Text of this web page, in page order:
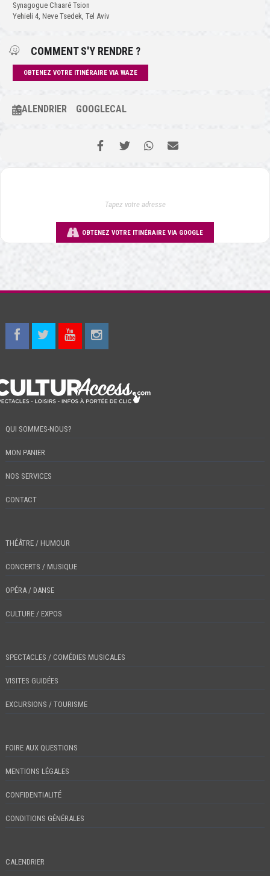
Synagogue Chaaré Tsion
Yehieli 4, Neve Tsedek, Tel Aviv
COMMENT S'Y RENDRE ?
OBTENEZ VOTRE ITINÉRAIRE VIA WAZE
CALENDRIER GOOGLECAL
OBTENEZ VOTRE ITINÉRAIRE VIA GOOGLE
QUI SOMMES-NOUS?
MON PANIER
NOS SERVICES
CONTACT
THÉÂTRE / HUMOUR
CONCERTS / MUSIQUE
OPÉRA / DANSE
CULTURE / EXPOS
SPECTACLES / COMÉDIES MUSICALES
VISITES GUIDÉES
EXCURSIONS / TOURISME
FOIRE AUX QUESTIONS
MENTIONS LÉGALES
CONFIDENTIALITÉ
CONDITIONS GÉNÉRALES
CALENDRIER